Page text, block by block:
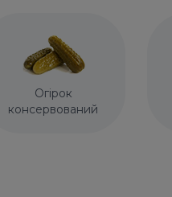
Огірок
консервований